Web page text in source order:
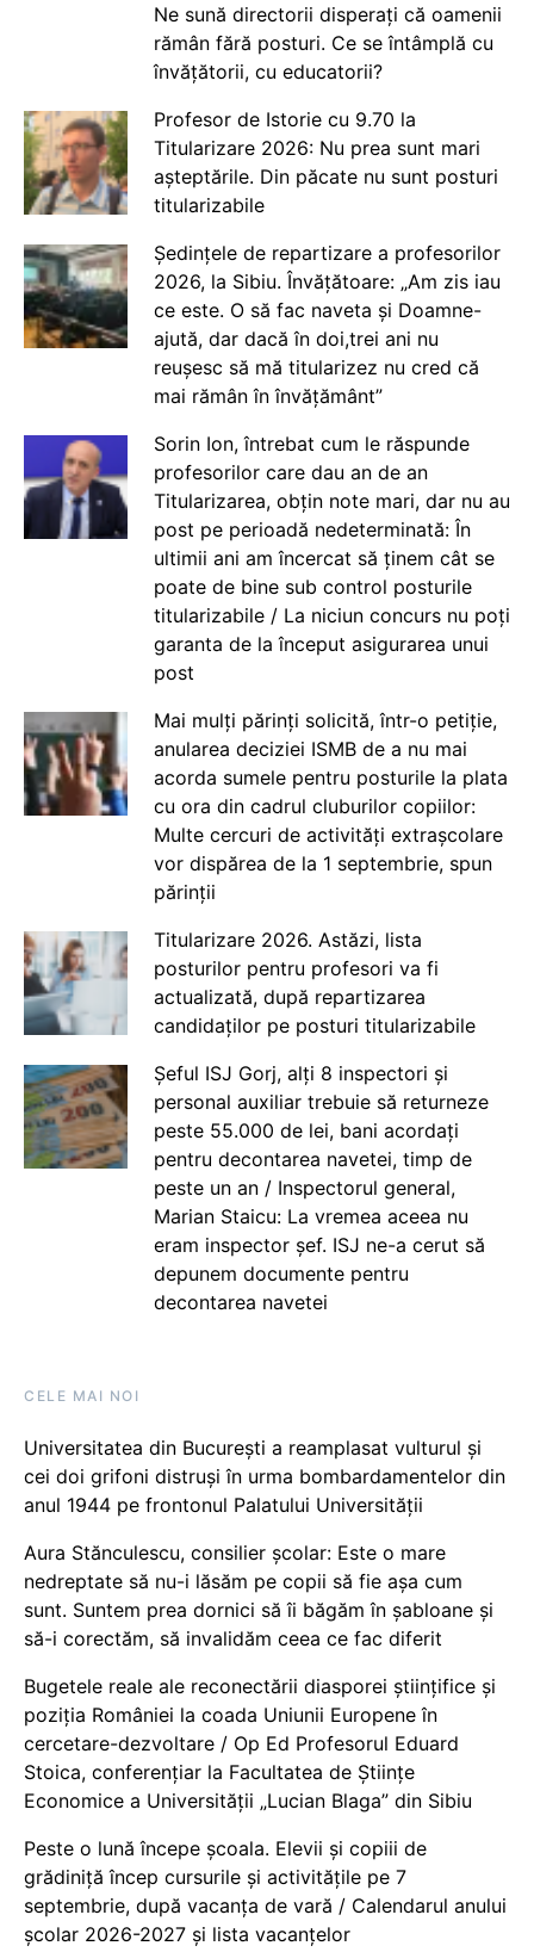
Ne sună directorii disperați că oamenii
rămân fără posturi. Ce se întâmplă cu
învățătorii, cu educatorii?
Profesor de Istorie cu 9.70 la
Titularizare 2026: Nu prea sunt mari
așteptările. Din păcate nu sunt posturi
titularizabile
Ședințele de repartizare a profesorilor
2026, la Sibiu. Învățătoare: „Am zis iau
ce este. O să fac naveta și Doamne-
ajută, dar dacă în doi,trei ani nu
reușesc să mă titularizez nu cred că
mai rămân în învățământ”
Sorin Ion, întrebat cum le răspunde
profesorilor care dau an de an
Titularizarea, obțin note mari, dar nu au
post pe perioadă nedeterminată: În
ultimii ani am încercat să ținem cât se
poate de bine sub control posturile
titularizabile / La niciun concurs nu poți
garanta de la început asigurarea unui
post
Mai mulți părinți solicită, într-o petiție,
anularea deciziei ISMB de a nu mai
acorda sumele pentru posturile la plata
cu ora din cadrul cluburilor copiilor:
Multe cercuri de activități extrașcolare
vor dispărea de la 1 septembrie, spun
părinții
Titularizare 2026. Astăzi, lista
posturilor pentru profesori va fi
actualizată, după repartizarea
candidaților pe posturi titularizabile
Șeful ISJ Gorj, alți 8 inspectori și
personal auxiliar trebuie să returneze
peste 55.000 de lei, bani acordați
pentru decontarea navetei, timp de
peste un an / Inspectorul general,
Marian Staicu: La vremea aceea nu
eram inspector șef. ISJ ne-a cerut să
depunem documente pentru
decontarea navetei
CELE MAI NOI
Universitatea din București a reamplasat vulturul și
cei doi grifoni distruși în urma bombardamentelor din
anul 1944 pe frontonul Palatului Universității
Aura Stănculescu, consilier școlar: Este o mare
nedreptate să nu-i lăsăm pe copii să fie așa cum
sunt. Suntem prea dornici să îi băgăm în șabloane și
să-i corectăm, să invalidăm ceea ce fac diferit
Bugetele reale ale reconectării diasporei științifice și
poziția României la coada Uniunii Europene în
cercetare-dezvoltare / Op Ed Profesorul Eduard
Stoica, conferențiar la Facultatea de Științe
Economice a Universității „Lucian Blaga” din Sibiu
Peste o lună începe școala. Elevii și copiii de
grădiniță încep cursurile și activitățile pe 7
septembrie, după vacanța de vară / Calendarul anului
școlar 2026-2027 și lista vacanțelor